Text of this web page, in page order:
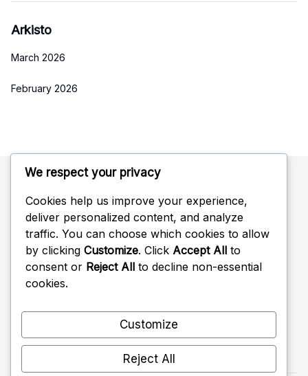
Arkisto
March 2026
February 2026
Kategoriat
Hyvitä koodit
Kuukausibonukset
We respect your privacy
Cookies help us improve your experience,
deliver personalized content, and analyze
traffic. You can choose which cookies to allow
by clicking Customize. Click Accept All to
consent or Reject All to decline non-essential
cookies.
Customize
Reject All